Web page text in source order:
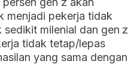
menjadi pekerja tidak
milenial dan gen z
tidak tetap/lepas
yang sama dengan